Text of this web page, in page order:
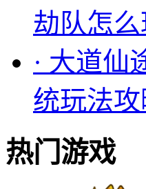
劫队怎
· 大道仙
统玩法
热门游戏